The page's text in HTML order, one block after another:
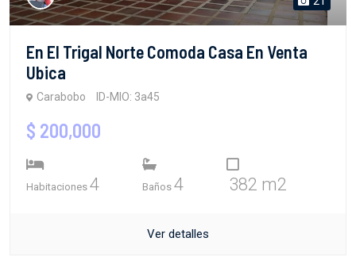
En El Trigal Norte Comoda Casa En Venta
Ubica
Carabobo ID-MIO: 3a45
$ 200,000
Habitaciones 4 Baños 4 382 m2
Ver detalles